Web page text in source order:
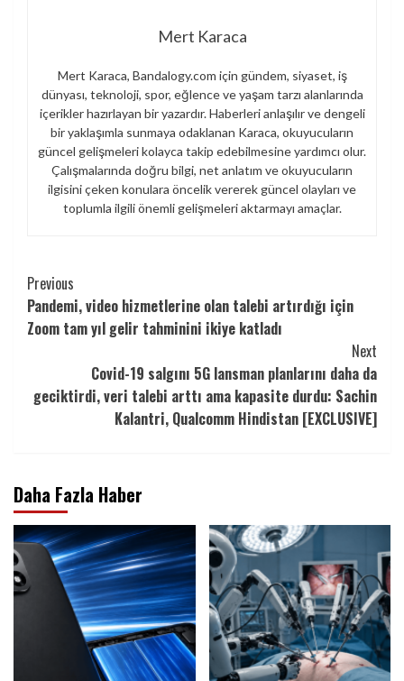
Mert Karaca
Mert Karaca, Bandalogy.com için gündem, siyaset, iş
dünyası, teknoloji, spor, eğlence ve yaşam tarzı alanlarında
içerikler hazırlayan bir yazardır. Haberleri anlaşılır ve dengeli
bir yaklaşımla sunmaya odaklanan Karaca, okuyucuların
güncel gelişmeleri kolayca takip edebilmesine yardımcı olur.
Çalışmalarında doğru bilgi, net anlatım ve okuyucuların
ilgisini çeken konulara öncelik vererek güncel olayları ve
toplumla ilgili önemli gelişmeleri aktarmayı amaçlar.
Continue
Reading
Previous
Pandemi, video hizmetlerine olan talebi artırdığı için
Zoom tam yıl gelir tahminini ikiye katladı
Next
Covid-19 salgını 5G lansman planlarını daha da
geciktirdi, veri talebi arttı ama kapasite durdu: Sachin
Kalantri, Qualcomm Hindistan [EXCLUSIVE]
Daha Fazla Haber